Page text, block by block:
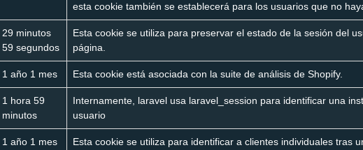
esta cookie también se establecerá para los usuarios que no
29 minutos
59 segundos
Esta cookie se utiliza para preservar el estado de la sesión del
página.
1 año 1 mes Esta cookie está asociada con la suite de análisis de Shopify.
1 hora 59
minutos
Internamente, laravel usa laravel_session para identificar una
usuario
1 año 1 mes
Esta cookie se utiliza para identificar a clientes individuales tras